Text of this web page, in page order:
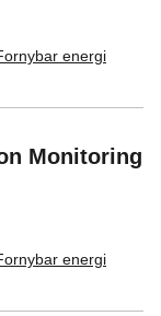
energi
Monitoring
energi